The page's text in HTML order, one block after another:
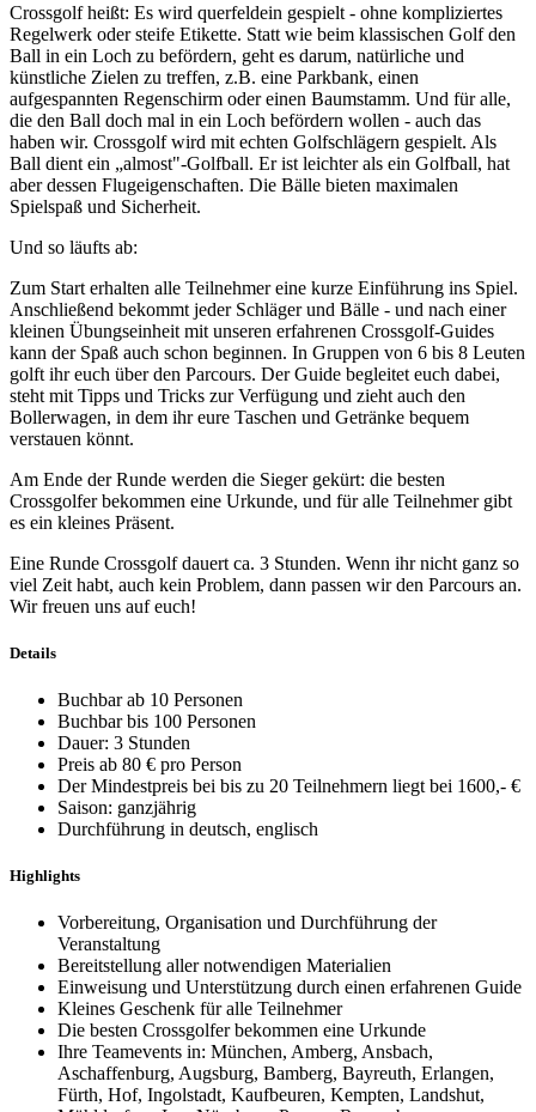
Crossgolf heißt: Es wird querfeldein gespielt - ohne kompliziertes
Regelwerk oder steife Etikette. Statt wie beim klassischen Golf den
Ball in ein Loch zu befördern, geht es darum, natürliche und
künstliche Zielen zu treffen, z.B. eine Parkbank, einen
aufgespannten Regenschirm oder einen Baumstamm. Und für alle,
die den Ball doch mal in ein Loch befördern wollen - auch das
haben wir. Crossgolf wird mit echten Golfschlägern gespielt. Als
Ball dient ein „almost"-Golfball. Er ist leichter als ein Golfball, hat
aber dessen Flugeigenschaften. Die Bälle bieten maximalen
Spielspaß und Sicherheit.
Und so läufts ab:
Zum Start erhalten alle Teilnehmer eine kurze Einführung ins Spiel.
Anschließend bekommt jeder Schläger und Bälle - und nach einer
kleinen Übungseinheit mit unseren erfahrenen Crossgolf-Guides
kann der Spaß auch schon beginnen. In Gruppen von 6 bis 8 Leuten
golft ihr euch über den Parcours. Der Guide begleitet euch dabei,
steht mit Tipps und Tricks zur Verfügung und zieht auch den
Bollerwagen, in dem ihr eure Taschen und Getränke bequem
verstauen könnt.
Am Ende der Runde werden die Sieger gekürt: die besten
Crossgolfer bekommen eine Urkunde, und für alle Teilnehmer gibt
es ein kleines Präsent.
Eine Runde Crossgolf dauert ca. 3 Stunden. Wenn ihr nicht ganz so
viel Zeit habt, auch kein Problem, dann passen wir den Parcours an.
Wir freuen uns auf euch!
Details
Buchbar ab 10 Personen
Buchbar bis 100 Personen
Dauer: 3 Stunden
Preis ab 80 € pro Person
Der Mindestpreis bei bis zu 20 Teilnehmern liegt bei 1600,- €
Saison: ganzjährig
Durchführung in deutsch, englisch
Highlights
Vorbereitung, Organisation und Durchführung der
Veranstaltung
Bereitstellung aller notwendigen Materialien
Einweisung und Unterstützung durch einen erfahrenen Guide
Kleines Geschenk für alle Teilnehmer
Die besten Crossgolfer bekommen eine Urkunde
Ihre Teamevents in: München, Amberg, Ansbach,
Aschaffenburg, Augsburg, Bamberg, Bayreuth, Erlangen,
Fürth, Hof, Ingolstadt, Kaufbeuren, Kempten, Landshut,